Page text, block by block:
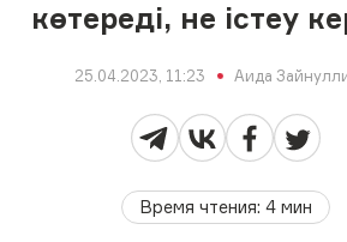
көтереді, не істеу
25.04.2023, 11:23 Аида
Время чтения: 4мин